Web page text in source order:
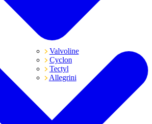
Valvoline
Cyclon
Tectyl
Allegrini